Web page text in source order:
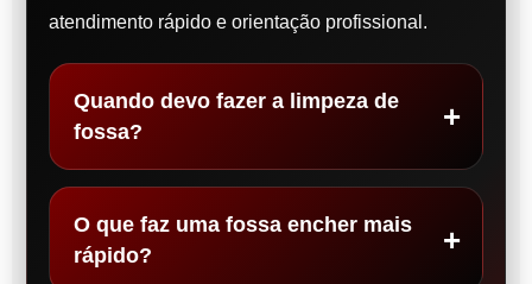
atendimento rápido e orientação profissional.
Quando devo fazer a limpeza de
fossa?
O que faz uma fossa encher mais
rápido?